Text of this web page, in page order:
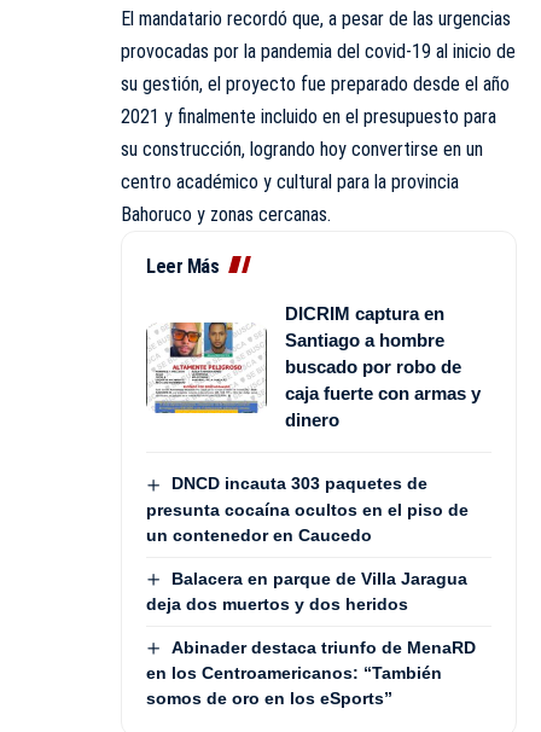
El mandatario recordó que, a pesar de las urgencias
provocadas por la pandemia del covid-19 al inicio de
su gestión, el proyecto fue preparado desde el año
2021 y finalmente incluido en el presupuesto para
su construcción, logrando hoy convertirse en un
centro académico y cultural para la provincia
Bahoruco y zonas cercanas.
Leer Más
DICRIM captura en
Santiago a hombre
buscado por robo de
caja fuerte con armas y
dinero
DNCD incauta 303 paquetes de
presunta cocaína ocultos en el piso de
un contenedor en Caucedo
Balacera en parque de Villa Jaragua
deja dos muertos y dos heridos
Abinader destaca triunfo de MenaRD
en los Centroamericanos: “También
somos de oro en los eSports”